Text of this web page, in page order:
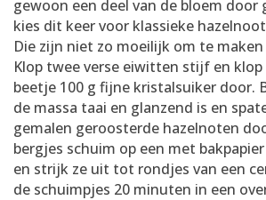
gewoon een deel van de bloem door
kies dit keer voor klassieke
Die zijn niet zo moeilijk om te maken
Klop twee verse eiwitten stijf en
beetje 100 g fijne kristalsuiker door.
de massa taai en glanzend is en
gemalen geroosterde hazelnoten
bergjes schuim op een met
en strijk ze uit tot rondjes van een
de schuimpjes 20 minuten in een